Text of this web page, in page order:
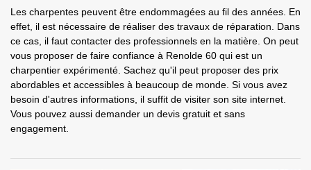
Les charpentes peuvent être endommagées au fil des années. En
effet, il est nécessaire de réaliser des travaux de réparation. Dans
ce cas, il faut contacter des professionnels en la matière. On peut
vous proposer de faire confiance à Renolde 60 qui est un
charpentier expérimenté. Sachez qu'il peut proposer des prix
abordables et accessibles à beaucoup de monde. Si vous avez
besoin d'autres informations, il suffit de visiter son site internet.
Vous pouvez aussi demander un devis gratuit et sans
engagement.